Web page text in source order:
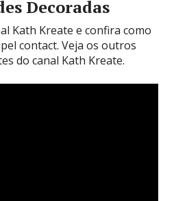
Decoradas
Kath Kreate e confira como
contact. Veja os outros
do canal Kath Kreate.